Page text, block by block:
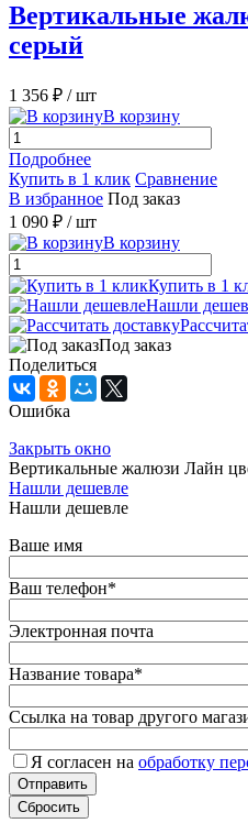
Вертикальные
серый
1 356 ₽ / шт
В корзину
Подробнее
Купить в 1 клик Сравнение
В избранное Под заказ
1 090 ₽ / шт
В корзину
Купить в 1
Нашли
Под заказ
Поделиться
Ошибка
Закрыть окно
Вертикальные жалюзи Лайн
Нашли дешевле
Нашли дешевле
Ваше имя
Ваш телефон*
Электронная почта
Название товара*
Ссылка на товар другого
Я согласен на обработку